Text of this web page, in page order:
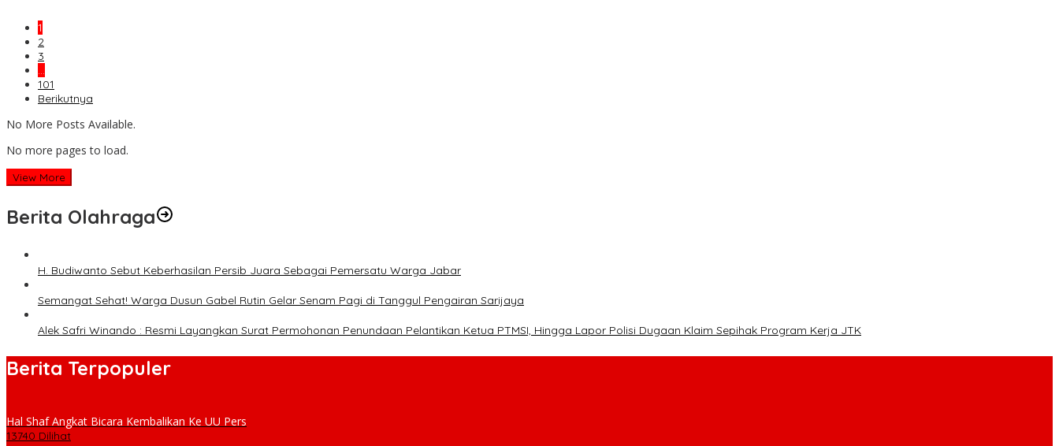
1
2
3
…
101
Berikutnya
No More Posts Available.
No more pages to load.
View More
Berita Olahraga
H. Budiwanto Sebut Keberhasilan Persib Juara Sebagai Pemersatu Warga Jabar
Semangat Sehat! Warga Dusun Gabel Rutin Gelar Senam Pagi di Tanggul Pengairan Sarijaya
Alek Safri Winando : Resmi Layangkan Surat Permohonan Penundaan Pelantikan Ketua PTMSI, Hingga Lapor Polisi Dugaan Klaim Sepihak Program Kerja JTK
Berita Terpopuler
Hal Shaf Angkat Bicara Kembalikan Ke UU Pers
13740 Dilihat